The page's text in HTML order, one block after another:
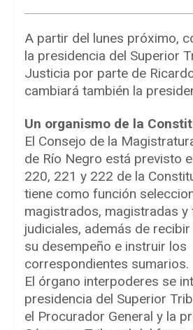
A partir del lunes próximo,
la presidencia del Superior
Justicia por parte de
cambiará también la
Un organismo de la
El Consejo de la
de Río Negro está previsto
220, 221 y 222 de la
tiene como función
magistrados, magistradas y
judiciales, además de
su desempeño e instruir los
correspondientes sumarios.
El órgano interpoderes se
presidencia del Superior
el Procurador General y la